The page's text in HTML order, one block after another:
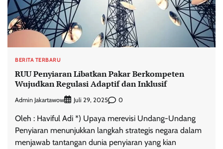
BERITA TERBARU
RUU Penyiaran Libatkan Pakar Berkompeten
Wujudkan Regulasi Adaptif dan Inklusif
Admin Jakartawow Juli 29, 2025 0
Oleh : Haviful Adi *) Upaya merevisi Undang-Undang
Penyiaran menunjukkan langkah strategis negara dalam
menjawab tantangan dunia penyiaran yang kian